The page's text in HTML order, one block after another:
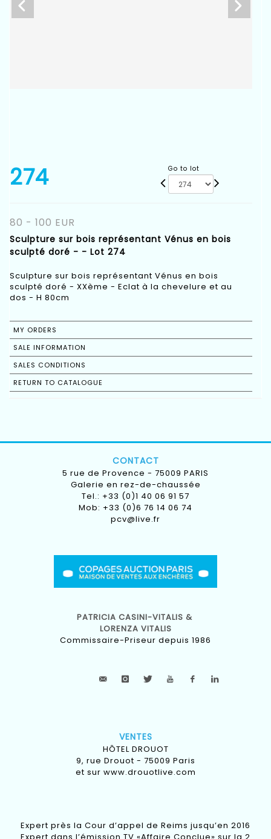
274 Go to lot
80 - 100 EUR
Sculpture sur bois représentant Vénus en bois
sculpté doré - - Lot 274
Sculpture sur bois représentant Vénus en bois
sculpté doré - XXème - Eclat à la chevelure et au
dos - H 80cm
MY ORDERS
SALE INFORMATION
SALES CONDITIONS
RETURN TO CATALOGUE
CONTACT
5 rue de Provence - 75009 PARIS
Galerie en rez-de-chaussée
Tel.: +33 (0)1 40 06 91 57
Mob: +33 (0)6 76 14 06 74
pcv@live.fr
PATRICIA CASINI-VITALIS &
LORENZA VITALIS
Commissaire-Priseur depuis 1986
VENTES
HÔTEL DROUOT
9, rue Drouot - 75009 Paris
et sur www.drouotlive.com
Expert près la Cour d’appel de Reims jusqu’en 2016